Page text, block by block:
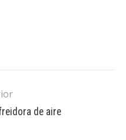
de aire